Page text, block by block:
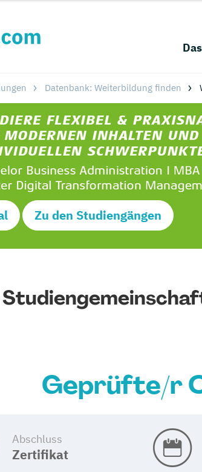
Datenbank: Weiterbildung finden
Zu den Studiengängen
Geprüfte/r
Abschluss
Zertifikat